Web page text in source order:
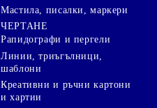
Мастила, писалки, маркери
ЧЕРТАНЕ
Рапидографи и пергели
Линии, триъгълници,
шаблони
Креативни и ръчни картони
и хартии